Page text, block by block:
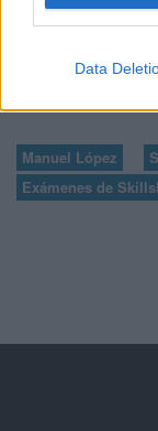
Data
Manuel López
Exámenes de